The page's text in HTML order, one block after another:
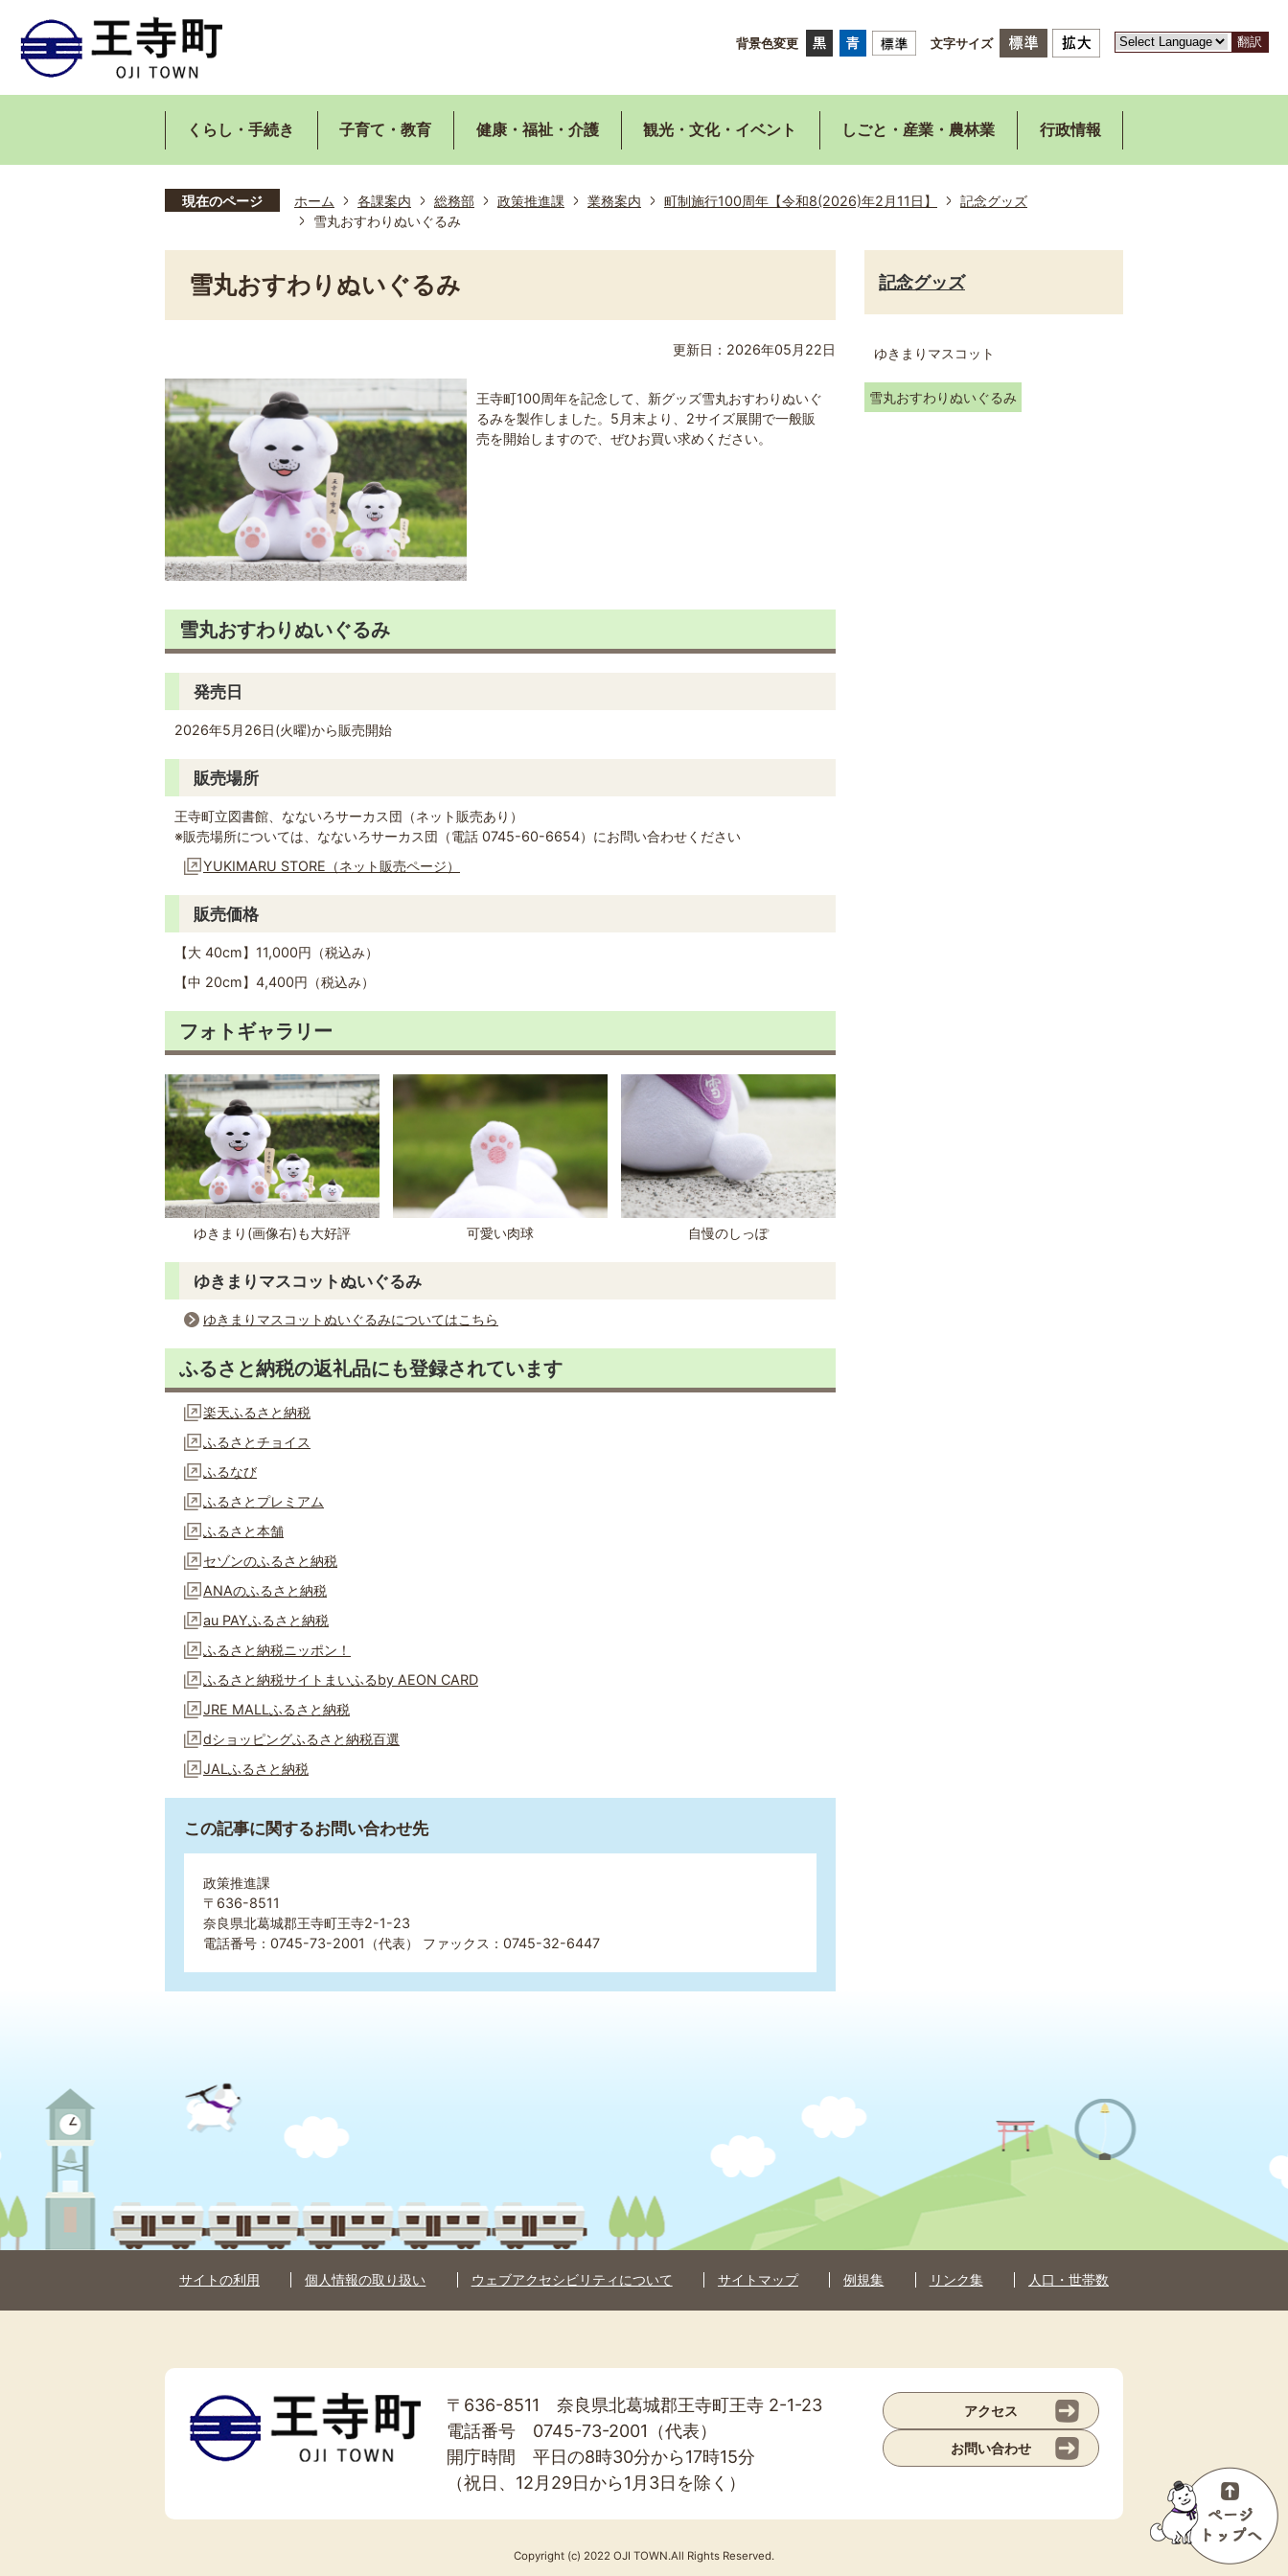
背景色変更 文字サイズ 翻訳
くらし・手続き 子育て・教育 健康・福祉・介護 観光・文化・イベント しごと・産業・農林業 行政情報
現在のページ ホーム 各課案内 総務部 政策推進課 業務案内 町制施行100周年【令和8(2026)年2月11日】
記念グッズ
雪丸おすわりぬいぐるみ
雪丸おすわりぬいぐるみ
更新日：2026年05月22日
王寺町100周年を記念して、新グッズ雪丸おすわりぬいぐ
るみを製作しました。5月末より、2サイズ展開で一般販
売を開始しますので、ぜひお買い求めください。
雪丸おすわりぬいぐるみ
発売日
2026年5月26日(火曜)から販売開始
販売場所
王寺町立図書館、なないろサーカス団（ネット販売あり）
※販売場所については、なないろサーカス団（電話 0745-60-6654）にお問い合わせください
YUKIMARU STORE（ネット販売ページ）
販売価格
【大 40cm】11,000円（税込み）
【中 20cm】4,400円（税込み）
フォトギャラリー
ゆきまり(画像右)も大好評 可愛い肉球 自慢のしっぽ
ゆきまりマスコットぬいぐるみ
ゆきまりマスコットぬいぐるみについてはこちら
ふるさと納税の返礼品にも登録されています
楽天ふるさと納税
ふるさとチョイス
ふるなび
ふるさとプレミアム
ふるさと本舗
セゾンのふるさと納税
ANAのふるさと納税
au PAYふるさと納税
ふるさと納税ニッポン！
ふるさと納税サイトまいふるby AEON CARD
JRE MALLふるさと納税
dショッピングふるさと納税百選
JALふるさと納税
この記事に関するお問い合わせ先
政策推進課
〒636-8511
奈良県北葛城郡王寺町王寺2-1-23
電話番号：0745-73-2001（代表） ファックス：0745-32-6447
記念グッズ
ゆきまりマスコット
雪丸おすわりぬいぐるみ
サイトの利用 個人情報の取り扱い ウェブアクセシビリティについて サイトマップ 例規集 リンク集 人口・世帯数
ト
王
寺
町
OJI
〒636-8511 奈良県北葛城郡王寺町王寺 2-1-23
電話番号 0745-73-2001（代表）
開庁時間 平日の8時30分から17時15分
（祝日、12月29日から1月3日を除く）
アクセス
お問い合わせ
Copyright (c) 2022 OJI TOWN.All Rights Reserved.